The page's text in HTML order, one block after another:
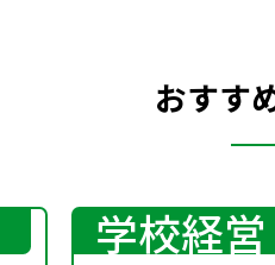
おすす
学校経営